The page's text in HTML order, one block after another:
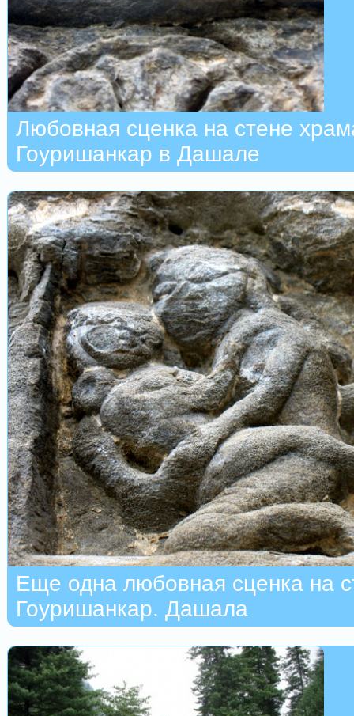
Любовная сценка на стене
Гоуришанкар в Дашале
Еще одна любовная сценка на
Гоуришанкар. Дашала